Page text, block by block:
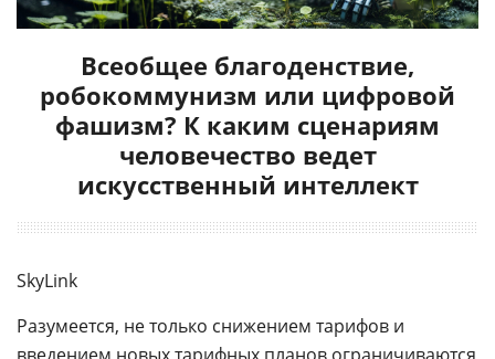
Всеобщее благоденствие,
робокоммунизм или цифровой
фашизм? К каким сценариям
человечество ведет
искусственный интеллект
SkyLink
Разумеется, не только снижением тарифов и